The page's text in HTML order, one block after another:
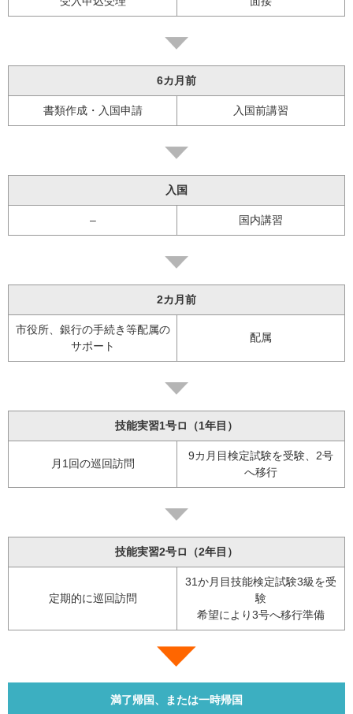
6カ月前
書類作成・入国申請 入国前講習
入国
– 国内講習
2カ月前
市役所、銀行の手続き等配属の
サポート
配属
技能実習1号ロ（1年目）
月1回の巡回訪問
9カ月目検定試験を受験、2号
へ移行
技能実習2号ロ（2年目）
定期的に巡回訪問
31か月目技能検定試験3級を受
験
希望により3号へ移行準備
満了帰国、または一時帰国